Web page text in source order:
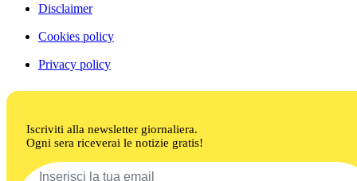
Disclaimer
Cookies policy
Privacy policy
Iscriviti alla newsletter giornaliera.
Ogni sera riceverai le notizie gratis!